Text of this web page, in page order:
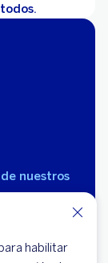
habilitar
nuestros